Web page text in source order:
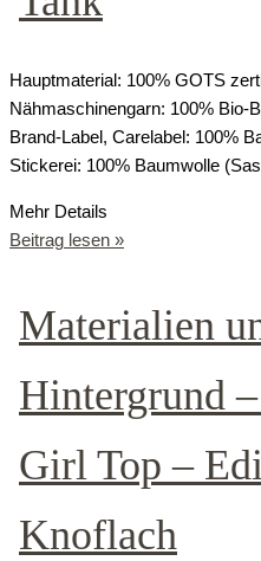
Hauptmaterial: 100% GOTS
Nähmaschinengarn: 100% Bio-
Brand-Label, Carelabel: 100%
Stickerei: 100% Baumwolle
Mehr Details
Beitrag lesen »
Materialien
Hintergrund
Girl Top –
Knoflach